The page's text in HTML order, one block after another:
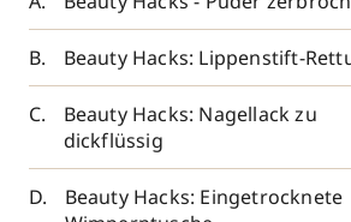
Beauty Hacks: Lippenstift-
Beauty Hacks: Nagellack zu
dickflüssig
Beauty Hacks: Eingetrocknete